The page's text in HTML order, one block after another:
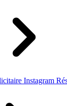
Instagram